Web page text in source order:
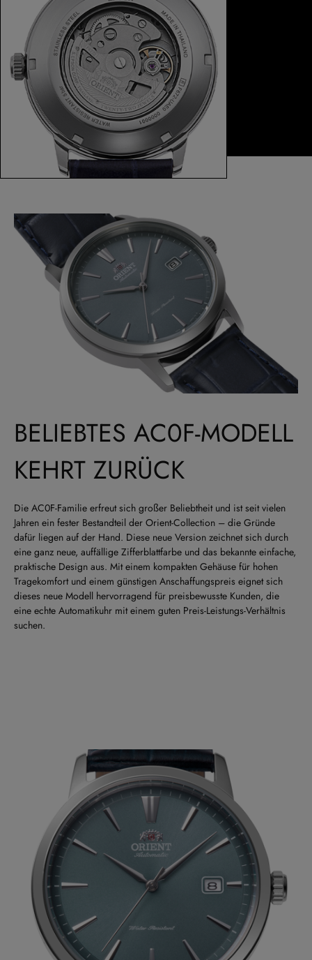
BELIEBTES AC0F-MODELL
KEHRT ZURÜCK
Die AC0F-Familie erfreut sich großer Beliebtheit und ist seit vielen
Jahren ein fester Bestandteil der Orient-Collection – die Gründe
dafür liegen auf der Hand. Diese neue Version zeichnet sich durch
eine ganz neue, auffällige Zifferblattfarbe und das bekannte einfache,
praktische Design aus. Mit einem kompakten Gehäuse für hohen
Tragekomfort und einem günstigen Anschaffungspreis eignet sich
dieses neue Modell hervorragend für preisbewusste Kunden, die
eine echte Automatikuhr mit einem guten Preis-Leistungs-Verhältnis
suchen.